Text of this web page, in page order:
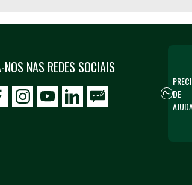
NOS NAS REDES SOCIAIS
facebook
icon-social02icon-social03
DE